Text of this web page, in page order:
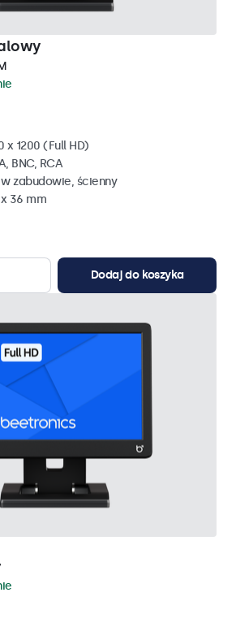
x 1200 (Full HD)
BNC, RCA
zabudowie, ścienny
x 36 mm
Dodaj do koszyka